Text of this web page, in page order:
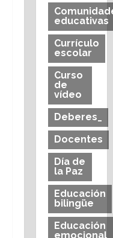
educativas
Currículo
escolar
Curso
de
vídeo
Deberes_
Docentes
Día de
la Paz
Educación
bilingüe
Educación
emocional